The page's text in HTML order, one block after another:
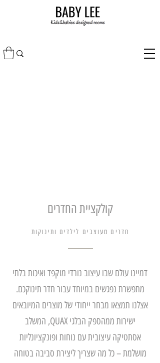
קולקציית החדרים
חדרים מעוצבים לילדים ותינוקות
דמיינו עולם שבו עיצוב נורדי מוקפד ואיכות בלתי
מתפשרת נפגשים במיוחד עבור חדר תינוקכם.
אצלנו תמצאו מבחר ייחודי של מוצרים המיובאים
ישירות ממהספק הבלגי QUAX, המשלב
אסתטיקה עיצובית עם נוחות ופונקציונליות
מושלמת – כל מה שצריך ליצירת סביבה בטוחה